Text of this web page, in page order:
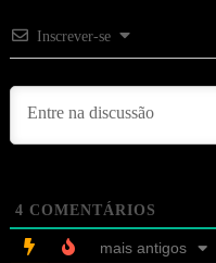
Inscrever-se
4 COMENTÁRIOS
mais antigos